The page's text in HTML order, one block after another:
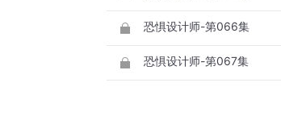
恐惧设计师-第066集
恐惧设计师-第067集